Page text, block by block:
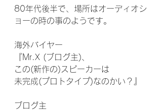
80年代後半で、場所はオーディオシ
ョーの時の事のようです。
海外バイヤー
『Mr.X (ブログ主)、
この(新作の)スピーカーは
未完成(プロトタイプ)なのかい？』
ブログ主